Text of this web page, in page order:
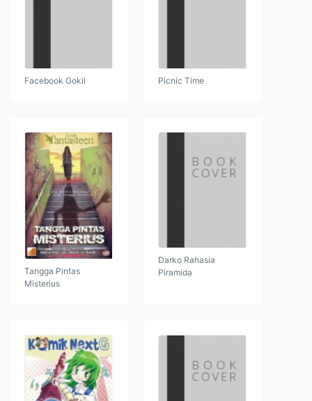
Facebook Gokil Picnic Time
Tangga Pintas
Misterius
Darko Rahasia
Piramida